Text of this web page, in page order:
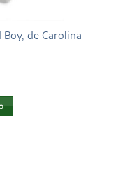
Boy, de Carolina